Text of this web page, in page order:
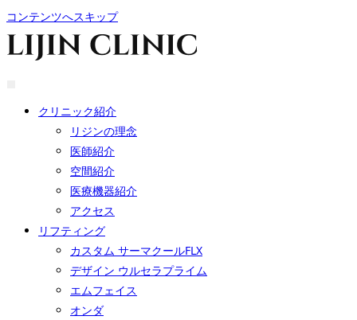
コンテンツへスキップ
クリニック紹介
リジンの理念
医師紹介
空間紹介
医療機器紹介
アクセス
リフティング
カスタム サーマクールFLX
デザイン ウルセラプライム
エムフェイス
オンダ